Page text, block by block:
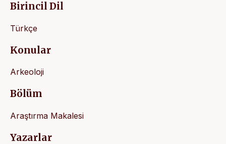
Birincil Dil
Türkçe
Konular
Arkeoloji
Bölüm
Araştırma Makalesi
Yazarlar